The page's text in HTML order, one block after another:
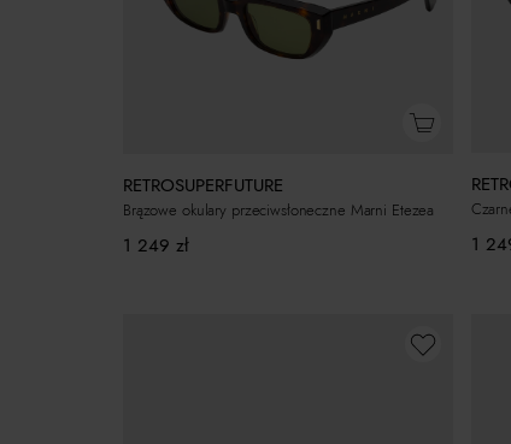
RETROSUPERFUTURE
Brązowe okulary przeciwsłoneczne Marni Etezea
1 249 zł 1